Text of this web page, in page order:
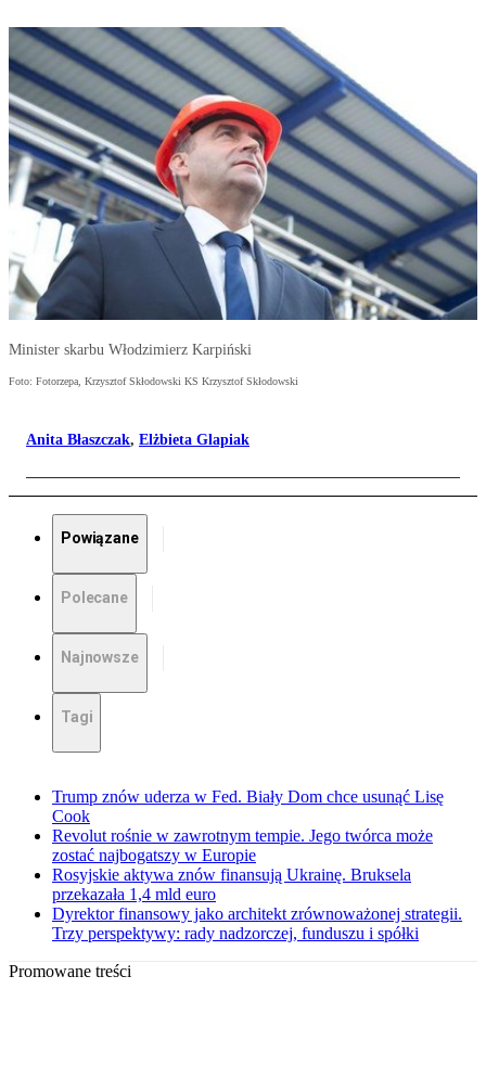
Minister skarbu Włodzimierz Karpiński
Foto: Fotorzepa, Krzysztof Skłodowski KS Krzysztof Skłodowski
Anita Błaszczak, Elżbieta Glapiak
Powiązane
Polecane
Najnowsze
Tagi
Trump znów uderza w Fed. Biały Dom chce usunąć Lisę
Cook
Revolut rośnie w zawrotnym tempie. Jego twórca może
zostać najbogatszy w Europie
Rosyjskie aktywa znów finansują Ukrainę. Bruksela
przekazała 1,4 mld euro
Dyrektor finansowy jako architekt zrównoważonej strategii.
Trzy perspektywy: rady nadzorczej, funduszu i spółki
Promowane treści